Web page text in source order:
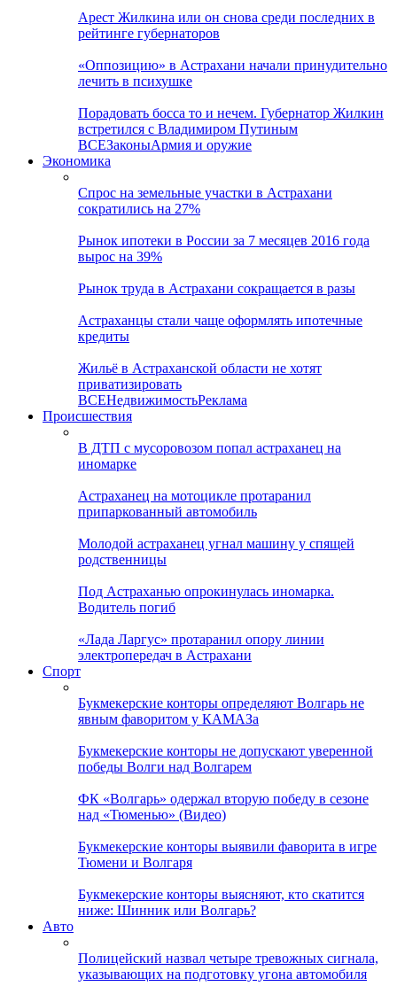
Арест Жилкина или он снова среди последних в
рейтинге губернаторов
«Оппозицию» в Астрахани начали принудительно
лечить в психушке
Порадовать босса то и нечем. Губернатор Жилкин
встретился с Владимиром Путиным
ВСЕЗаконыАрмия и оружие
Экономика
Спрос на земельные участки в Астрахани
сократились на 27%
Рынок ипотеки в России за 7 месяцев 2016 года
вырос на 39%
Рынок труда в Астрахани сокращается в разы
Астраханцы стали чаще оформлять ипотечные
кредиты
Жильё в Астраханской области не хотят
приватизировать
ВСЕНедвижимостьРеклама
Происшествия
В ДТП с мусоровозом попал астраханец на
иномарке
Астраханец на мотоцикле протаранил
припаркованный автомобиль
Молодой астраханец угнал машину у спящей
родственницы
Под Астраханью опрокинулась иномарка.
Водитель погиб
«Лада Ларгус» протаранил опору линии
электропередач в Астрахани
Спорт
Букмекерские конторы определяют Волгарь не
явным фаворитом у КАМАЗа
Букмекерские конторы не допускают уверенной
победы Волги над Волгарем
ФК «Волгарь» одержал вторую победу в сезоне
над «Тюменью» (Видео)
Букмекерские конторы выявили фаворита в игре
Тюмени и Волгаря
Букмекерские конторы выясняют, кто скатится
ниже: Шинник или Волгарь?
Авто
Полицейский назвал четыре тревожных сигнала,
указывающих на подготовку угона автомобиля